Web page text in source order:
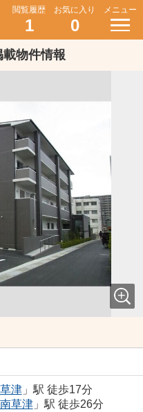
閲覧履歴
1
お気に入り
0
メニュー
物件情報
草津」駅 徒歩17分
南草津」駅 徒歩26分